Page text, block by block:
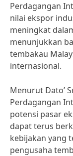
Perdagangan
nilai ekspor
meningkat
menunjukkan
tembakau
internasional.
Menurut Dato’
Perdagangan
potensi pasar
dapat terus
kebijakan yang
pengusaha